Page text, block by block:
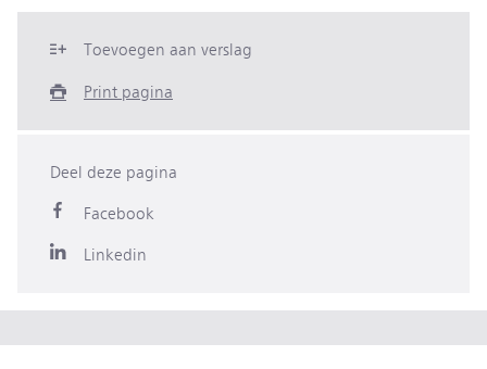
Toevoegen aan verslag
Print pagina
Deel deze pagina
Facebook
Linkedin